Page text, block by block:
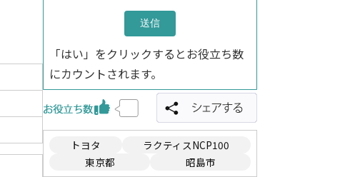
「はい」をクリックするとお役立ち数
にカウントされます。
トヨタ
ラクティスNCP100
東京都
昭島市